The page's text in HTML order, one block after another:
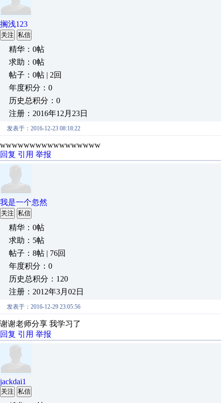
搁浅123
关注 私信
精华：0帖
求助：0帖
帖子：0帖 | 2回
年度积分：0
历史总积分：0
注册：2016年12月23日
发表于：2016-12-23 08:18:22
wwwwwwwwwwwwwwwww
回复 引用 举报
我是一个忽然
关注 私信
精华：0帖
求助：5帖
帖子：8帖 | 76回
年度积分：0
历史总积分：120
注册：2012年3月02日
发表于：2016-12-29 23:05:56
谢谢老师分享 我学习了
回复 引用 举报
jackdai1
关注 私信